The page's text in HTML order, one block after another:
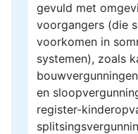
gevuld met
voorgangers (die
voorkomen in
systemen), zoals
bouwvergunningen
en
register-